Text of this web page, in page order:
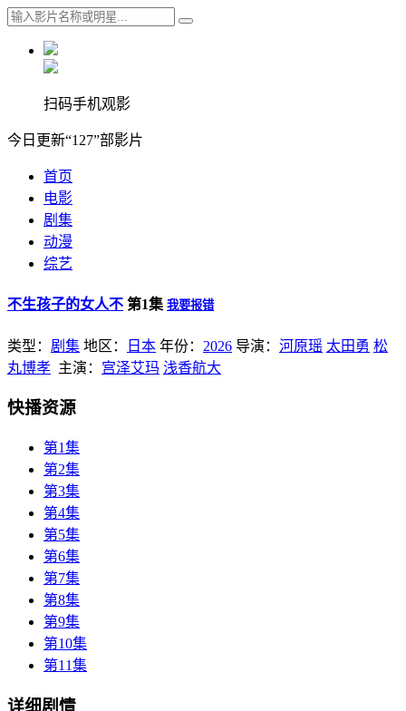
扫码手机观影
今日更新“127”部影片
首页
电影
剧集
动漫
综艺
不生孩子的女人不 第1集 我要报错
类型： 剧集 地区： 日本 年份： 2026 导演： 河原瑶 太田勇 松
丸博孝 主演： 宫泽艾玛 浅香航大
快播资源
第1集
第2集
第3集
第4集
第5集
第6集
第7集
第8集
第9集
第10集
第11集
详细剧情